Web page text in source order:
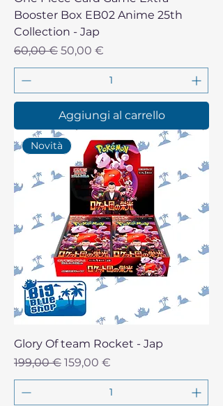
Booster Box EB02 Anime 25th
Collection - Jap
Prezzo regolare
60,00 € Prezzo scontato
50,00 €
Aggiungi al carrello
Novità
Glory Of team Rocket - Jap
Prezzo regolare
199,00 € Prezzo scontato
159,00 €